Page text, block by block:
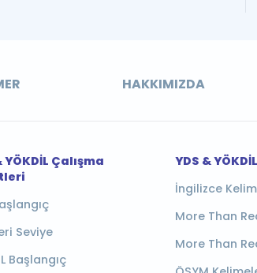
HAKKIMIZDA
YÖKDİL Çalışma
Seviye
Başlangıç
YDS &
İngilizce
More Than
More Than